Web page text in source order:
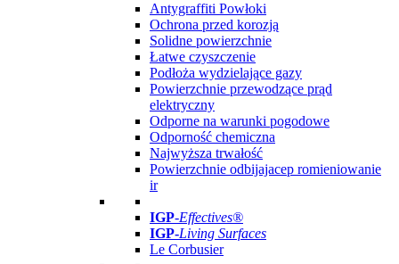
Antygraffiti Powłoki
Ochrona przed korozją
Solidne powierzchnie
Łatwe czyszczenie
Podłoża wydzielające gazy
Powierzchnie przewodzące prąd
elektryczny
Odporne na warunki pogodowe
Odporność chemiczna
Najwyższa trwałość
Powierzchnie odbijajacep romieniowanie
ir
IGP-Effectives®
IGP-Living Surfaces
Le Corbusier